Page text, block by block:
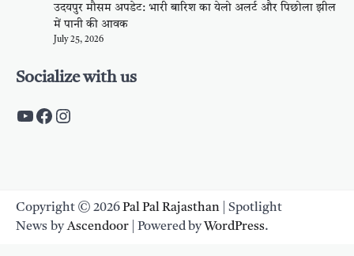
उदयपुर मौसम अपडेट: भारी बारिश का येलो अलर्ट और पिछोला झील
में पानी की आवक
July 25, 2026
Socialize with us
https://www.youtube.com/c/
https://www.facebook.com/
Instagram
Copyright © 2026Pal Pal Rajasthan | Spotlight
News byAscendoor | Powered byWordPress.